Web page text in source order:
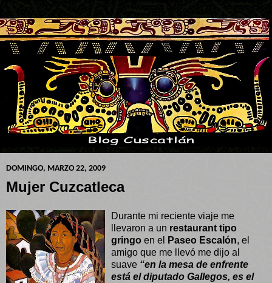
DOMINGO, MARZO 22, 2009
Mujer Cuzcatleca
Durante mi reciente viaje me
llevaron a un restaurant tipo
gringo en el Paseo Escalón, el
amigo que me llevó me dijo al
suave “en la mesa de enfrente
está el diputado Gallegos, es el